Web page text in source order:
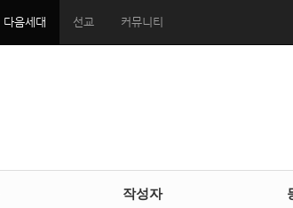
다음세대 선교 커뮤니티
작성자